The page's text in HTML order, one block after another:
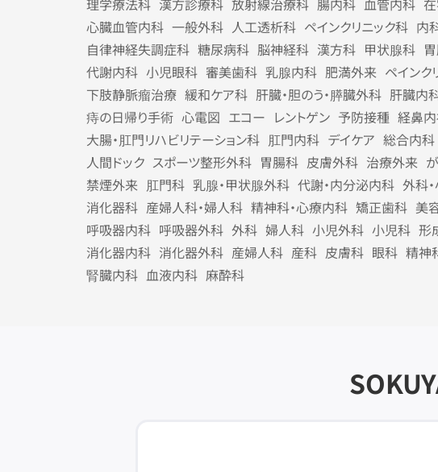
理学療法科 漢方診療科 放射線治療科 腸内科 血管内科
心臓血管内科 一般外科 人工透析科 ペインクリニック科 内
自律神経失調症科 糖尿病科 脳神経科 漢方科 甲状腺科
代謝内科 小児眼科 審美歯科 乳腺内科 肥満外来 ペインク
下肢静脈瘤治療 緩和ケア科 肝臓・胆のう・膵臓外科 肝臓内
痔の日帰り手術 心電図 エコー レントゲン 予防接種 経鼻
大腸・肛門リハビリテーション科 肛門内科 デイケア 総合内科
人間ドック スポーツ整形外科 胃腸科 皮膚外科 治療外来
禁煙外来 肛門科 乳腺・甲状腺外科 代謝・内分泌内科 外科
消化器科 産婦人科・婦人科 精神科・心療内科 矯正歯科 美
呼吸器内科 呼吸器外科 外科 婦人科 小児外科 小児科 形
消化器内科 消化器外科 産婦人科 産科 皮膚科 眼科 精神
腎臓内科 血液内科 麻酔科